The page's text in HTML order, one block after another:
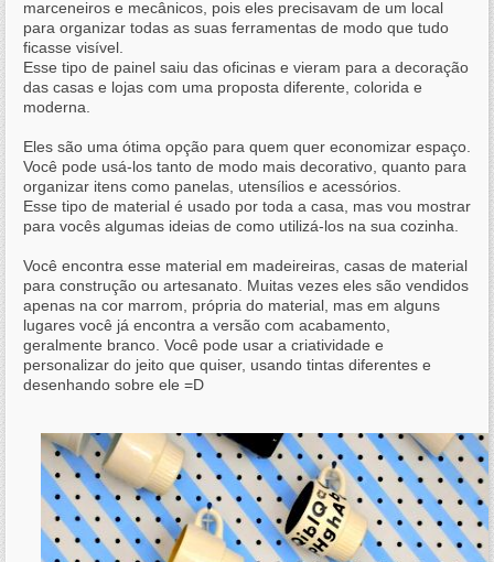
marceneiros e mecânicos, pois eles precisavam de um local
para organizar todas as suas ferramentas de modo que tudo
ficasse visível.
Esse tipo de painel saiu das oficinas e vieram para a decoração
das casas e lojas com uma proposta diferente, colorida e
moderna.
Eles são uma ótima opção para quem quer economizar espaço.
Você pode usá-los tanto de modo mais decorativo, quanto para
organizar itens como panelas, utensílios e acessórios.
Esse tipo de material é usado por toda a casa, mas vou mostrar
para vocês algumas ideias de como utilizá-los na sua cozinha.
Você encontra esse material em madeireiras, casas de material
para construção ou artesanato. Muitas vezes eles são vendidos
apenas na cor marrom, própria do material, mas em alguns
lugares você já encontra a versão com acabamento,
geralmente branco. Você pode usar a criatividade e
personalizar do jeito que quiser, usando tintas diferentes e
desenhando sobre ele =D